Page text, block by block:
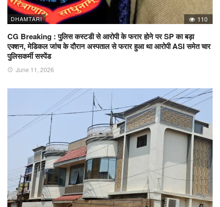
DHAMTARI 110
CG Breaking : पुलिस कस्टडी से आरोपी के फरार होने पर SP का बड़ा
एक्शन, मेडिकल जांच के दौरान अस्पताल से फरार हुआ था आरोपी ASI समेत चार
पुलिसकर्मी सस्पेंड
June 11, 2026